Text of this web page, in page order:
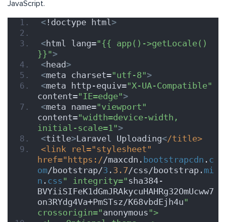
JavaScript.
< !doctype html >
<html lang="{{ app()->getLocale()
}}">
<head>
<meta charset="utf-8">
<meta http-equiv="X-UA-Compatible"
content="IE=edge">
<meta name="viewport"
content="width=device-width,
initial-scale=1">
<title>Laravel Uploading</title>
<link rel="stylesheet"
href="https://maxcdn. bootstrapcdn . c
om/bootstrap/3 . 3.7/css/bootstrap. mi
n . css" integrity="sha384-
BVYiiSIFeK1dGmJRAkycuHAHRg32OmUcww7
on3RYdg4Va+PmSTsz/K68vbdEjh4u"
crossorigin="anonymous">